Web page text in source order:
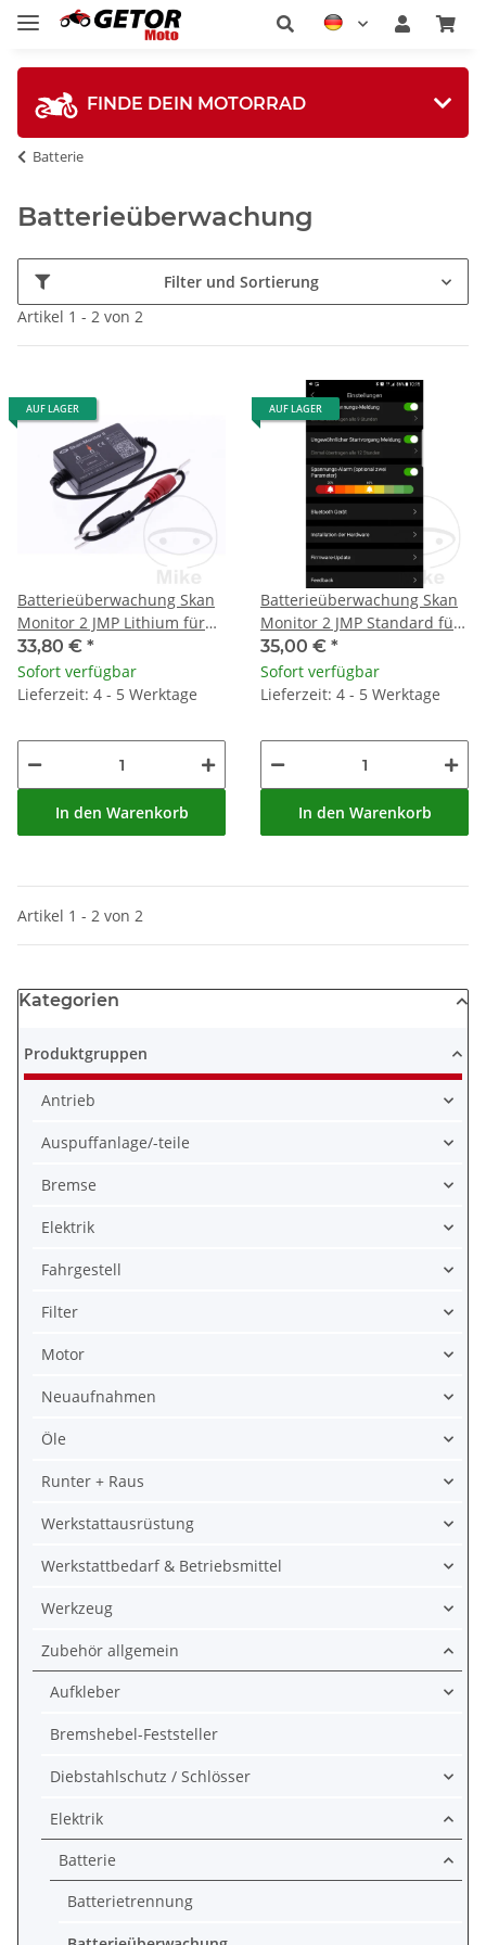
FINDE DEIN MOTORRAD
Batterie
Batterieüberwachung
Filter und Sortierung
Artikel 1 - 2 von 2
AUF LAGER
Batterieüberwachung Skan
Monitor 2 JMP Lithium für
Lithium-Batterien
33,80 € *
Sofort verfügbar
Lieferzeit: 4 - 5 Werktage
In den Warenkorb
AUF LAGER
Batterieüberwachung Skan
Monitor 2 JMP Standard für
Bleisäure-Batterien
35,00 € *
Sofort verfügbar
Lieferzeit: 4 - 5 Werktage
In den Warenkorb
Artikel 1 - 2 von 2
Kategorien
Produktgruppen
Antrieb
Auspuffanlage/-teile
Bremse
Elektrik
Fahrgestell
Filter
Motor
Neuaufnahmen
Öle
Runter + Raus
Werkstattausrüstung
Werkstattbedarf & Betriebsmittel
Werkzeug
Zubehör allgemein
Aufkleber
Bremshebel-Feststeller
Diebstahlschutz / Schlösser
Elektrik
Batterie
Batterietrennung